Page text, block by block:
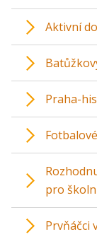
Aktivní
Praha-
pro
Prvňáčci